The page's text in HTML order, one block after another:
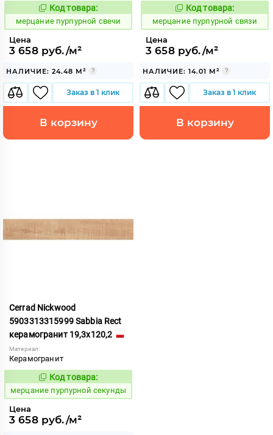
978209
Код товара:
мерцание пурпурной свечи
Цена
3 658 руб./м²
НАЛИЧИЕ: 24.48 М²
Заказ в 1 клик
В корзину
978211
Код товара:
мерцание пурпурной связи
Цена
3 658 руб./м²
НАЛИЧИЕ: 14.01 М²
Заказ в 1 клик
В корзину
Cerrad Nickwood
5903313315999 Sabbia Rect
керамогранит 19,3x120,2
Материал:
Керамогранит
978212
Код товара:
мерцание пурпурной секунды
Цена
3 658 руб./м²